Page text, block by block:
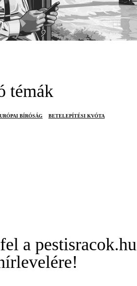
témák
BÍRÓSÁG BETELEPÍTÉSI KVÓTA
a pestisracok.hu